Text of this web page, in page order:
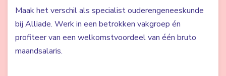
Maak het verschil als specialist ouderengeneeskunde
bij Alliade. Werk in een betrokken vakgroep én
profiteer van een welkomstvoordeel van één bruto
maandsalaris.